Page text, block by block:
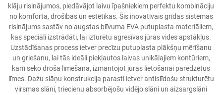
klāju risinājumos, piedāvājot laivu īpašniekiem perfektu kombināciju
no komforta, drošības un estētikas. Šis inovatīvais grīdas sistēmas
risinājums sastāv no augstas blīvuma EVA putuplasta materiāliem,
kas speciāli izstrādāti, lai izturētu agresīvas jūras vides apstākļus.
Uzstādīšanas process ietver precīzu putuplasta plākšņu mērīšanu
un griešanu, lai tās ideāli piekļautos laivas unikālajiem kontūriem,
kam seko droša līmēšana, izmantojot jūras lietošanai paredzētus
līmes. Dažu slāņu konstrukcija parasti ietver antislīdošu strukturētu
virsmas slāni, triecienu absorbējošu vidējo slāni un aizsargslāni